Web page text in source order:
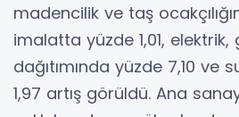
madencilik ve taş
imalatta yüzde 1,01,
dağıtımında yüzde 7,10 ve
1,97 artış görüldü. Ana